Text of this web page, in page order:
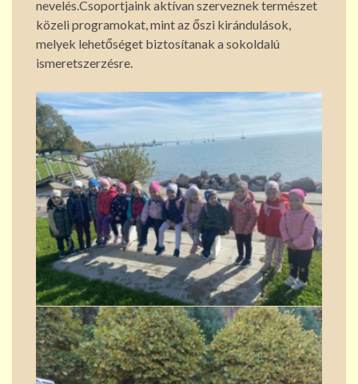
nevelés.Csoportjaink aktívan szerveznek természet
közeli programokat, mint az őszi kirándulások,
melyek lehetőséget biztosítanak a sokoldalú
ismeretszerzésre.